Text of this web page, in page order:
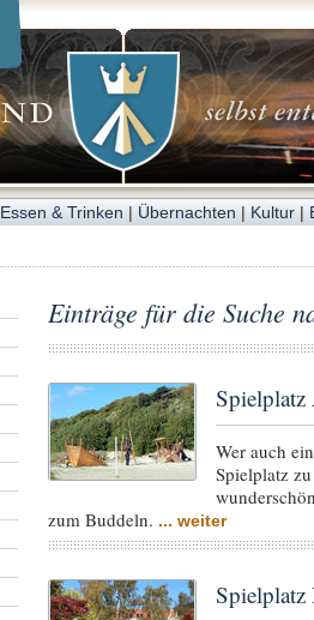
Essen & Trinken | Übernachten | Kultur |
Einträge für die Suche
Wer auch
Spielplatz
zum Buddeln. ... weiter
Spielplatz